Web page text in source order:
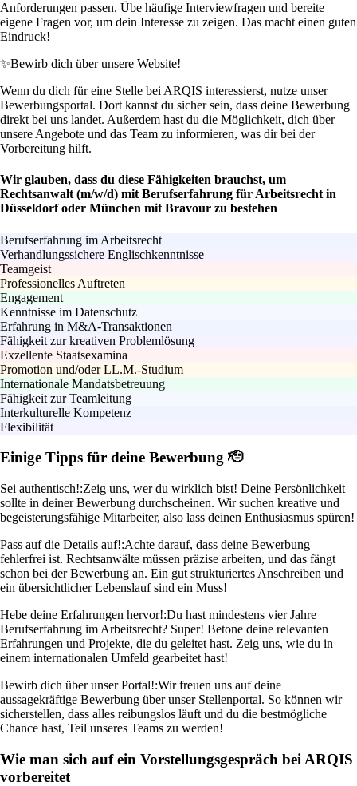
Anforderungen passen. Übe häufige Interviewfragen und bereite
eigene Fragen vor, um dein Interesse zu zeigen. Das macht einen guten
Eindruck!
✨Bewirb dich über unsere Website!
Wenn du dich für eine Stelle bei ARQIS interessierst, nutze unser
Bewerbungsportal. Dort kannst du sicher sein, dass deine Bewerbung
direkt bei uns landet. Außerdem hast du die Möglichkeit, dich über
unsere Angebote und das Team zu informieren, was dir bei der
Vorbereitung hilft.
Wir glauben, dass du diese Fähigkeiten brauchst, um
Rechtsanwalt (m/w/d) mit Berufserfahrung für Arbeitsrecht in
Düsseldorf oder München mit Bravour zu bestehen
Berufserfahrung im Arbeitsrecht
Verhandlungssichere Englischkenntnisse
Teamgeist
Professionelles Auftreten
Engagement
Kenntnisse im Datenschutz
Erfahrung in M&A-Transaktionen
Fähigkeit zur kreativen Problemlösung
Exzellente Staatsexamina
Promotion und/oder LL.M.-Studium
Internationale Mandatsbetreuung
Fähigkeit zur Teamleitung
Interkulturelle Kompetenz
Flexibilität
Einige Tipps für deine Bewerbung 🫡
Sei authentisch!:Zeig uns, wer du wirklich bist! Deine Persönlichkeit
sollte in deiner Bewerbung durchscheinen. Wir suchen kreative und
begeisterungsfähige Mitarbeiter, also lass deinen Enthusiasmus spüren!
Pass auf die Details auf!:Achte darauf, dass deine Bewerbung
fehlerfrei ist. Rechtsanwälte müssen präzise arbeiten, und das fängt
schon bei der Bewerbung an. Ein gut strukturiertes Anschreiben und
ein übersichtlicher Lebenslauf sind ein Muss!
Hebe deine Erfahrungen hervor!:Du hast mindestens vier Jahre
Berufserfahrung im Arbeitsrecht? Super! Betone deine relevanten
Erfahrungen und Projekte, die du geleitet hast. Zeig uns, wie du in
einem internationalen Umfeld gearbeitet hast!
Bewirb dich über unser Portal!:Wir freuen uns auf deine
aussagekräftige Bewerbung über unser Stellenportal. So können wir
sicherstellen, dass alles reibungslos läuft und du die bestmögliche
Chance hast, Teil unseres Teams zu werden!
Wie man sich auf ein Vorstellungsgespräch bei ARQIS
vorbereitet